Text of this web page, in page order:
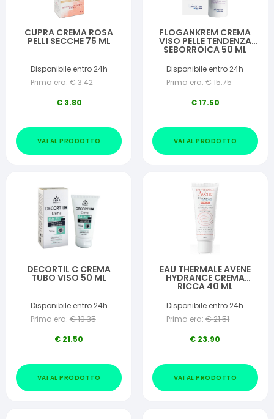
CUPRA CREMA ROSA
PELLI SECCHE 75 ML
Disponibile entro 24h
Prima era: €3.42
€ 3.80
VAI AL PRODOTTO
FLOGANKREM CREMA
VISO PELLE TENDENZA
SEBORROICA 50 ML
Disponibile entro 24h
Prima era: €15.75
€17.50
VAI AL PRODOTTO
DECORTIL C CREMA
TUBO VISO 50 ML
Disponibile entro 24h
Prima era: €19.35
€ 21.50
VAI AL PRODOTTO
EAU THERMALE AVENE
HYDRANCE CREMA
RICCA 40 ML
Disponibile entro 24h
Prima era: €21.51
€ 23.90
VAI AL PRODOTTO